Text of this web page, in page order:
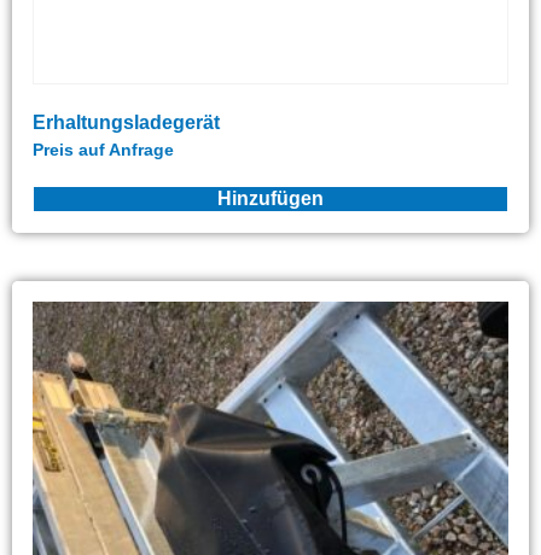
Erhaltungsladegerät
Preis auf Anfrage
Hinzufügen